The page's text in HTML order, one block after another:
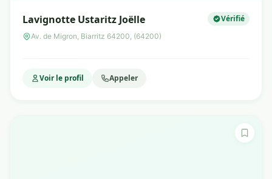
Lavignotte Ustaritz Joëlle Vérifié
Av. de Migron, Biarritz 64200, (64200)
Voir le profil Appeler